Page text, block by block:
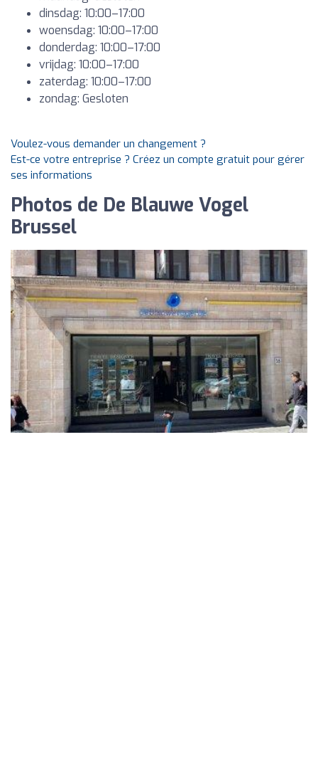
dinsdag: 10:00–17:00
woensdag: 10:00–17:00
donderdag: 10:00–17:00
vrijdag: 10:00–17:00
zaterdag: 10:00–17:00
zondag: Gesloten
Voulez-vous demander un changement ?
Est-ce votre entreprise ? Créez un compte gratuit pour gérer
ses informations
Photos de De Blauwe Vogel
Brussel